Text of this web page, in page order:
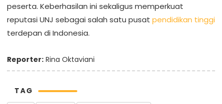
peserta. Keberhasilan ini sekaligus memperkuat
reputasi UNJ sebagai salah satu pusat pendidikan tinggi
terdepan di Indonesia.
Reporter: Rina Oktaviani
TAG